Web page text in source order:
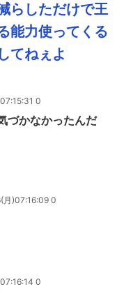
らしただけで王
能力使ってくる
てねぇよ
0
づかなかったんだ
)07:16:09 0
0